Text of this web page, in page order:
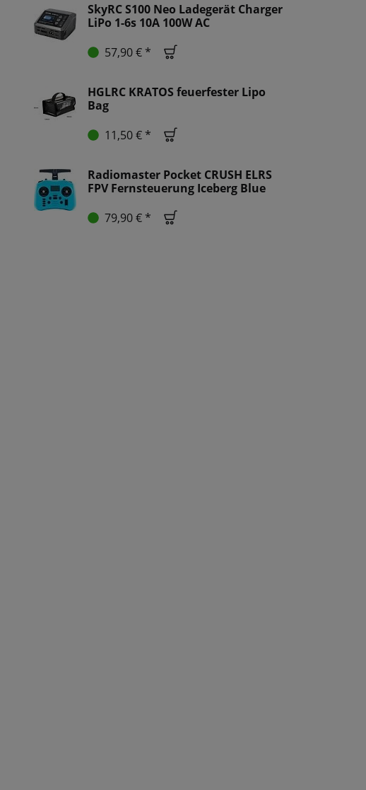
SkyRC S100 Neo Ladegerät Charger
LiPo 1-6s 10A 100W AC
57,90 € *
HGLRC KRATOS feuerfester Lipo
Bag
11,50 € *
Radiomaster Pocket CRUSH ELRS
FPV Fernsteuerung Iceberg Blue
79,90 € *